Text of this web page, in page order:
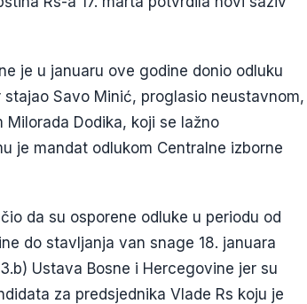
je u januaru ove godine donio odluku
Savo Minić, proglasio neustavnom,
Dodika, koji se lažno
je mandat odlukom Centralne izborne
da su osporene odluke u periodu od
do stavljanja van snage 18. januara
Ustava Bosne i Hercegovine jer su
za predsjednika Vlade Rs koju je